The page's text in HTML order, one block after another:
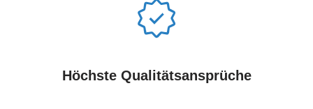
Höchste Qualitätsansprüche